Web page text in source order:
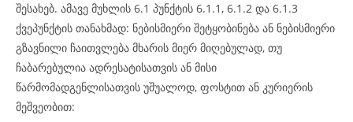
შესახებ. ამავე მუხლის 6.1 პუნქტის 6.1.1, 6.1.2 და 6.1.3
ქვეპუნქტის თანახმად: ნებისმიერი შეტყობინება ან ნებისმიერი
გზავნილი ჩაითვლება მხარის მიერ მიღებულად, თუ
ჩაბარებულია ადრესატისათვის ან მისი
წარმომადგენლისათვის უშუალოდ, ფოსტით ან კურიერის
მეშვეობით: